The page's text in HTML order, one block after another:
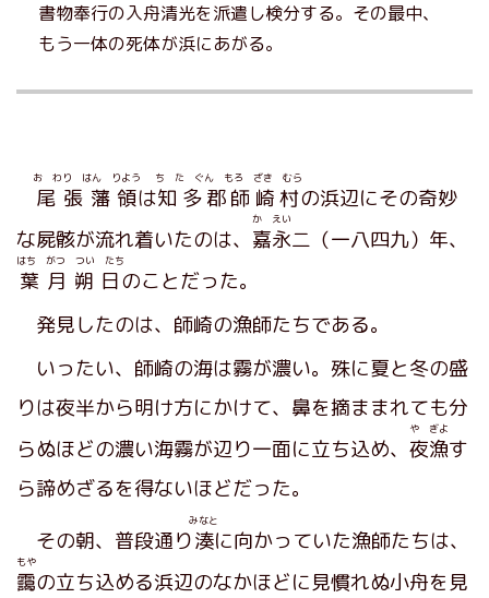
書物奉行の入舟清光を派遣し検分する。その最中、
もう一体の死体が浜にあがる。
尾張藩領
お わり はん りよう
は知多郡師崎村
ち た ぐん もろ ざき むら
の浜辺にその奇妙
な屍骸が流れ着いたのは、 嘉永
か えい
二（一八四九）年、
葉月朔日
はち がつ つい たち
のことだった。
発見したのは、師崎の漁師たちである。
いったい、師崎の海は霧が濃い。殊に夏と冬の盛
りは夜半から明け方にかけて、鼻を摘ままれても分
らぬほどの濃い海霧が辺り一面に立ち込め、 夜漁
や ぎよ
す
ら諦めざるを得ないほどだった。
その朝、普段通り湊
みなと
に向かっていた漁師たちは、
靄
もや
の立ち込める浜辺のなかほどに見慣れぬ小舟を見